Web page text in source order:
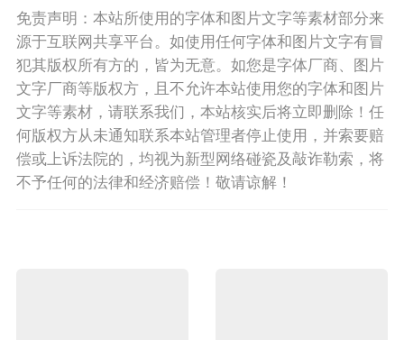
免责声明：本站所使用的字体和图片文字等素材部分来
源于互联网共享平台。如使用任何字体和图片文字有冒
犯其版权所有方的，皆为无意。如您是字体厂商、图片
文字厂商等版权方，且不允许本站使用您的字体和图片
文字等素材，请联系我们，本站核实后将立即删除！任
何版权方从未通知联系本站管理者停止使用，并索要赔
偿或上诉法院的，均视为新型网络碰瓷及敲诈勒索，将
不予任何的法律和经济赔偿！敬请谅解！